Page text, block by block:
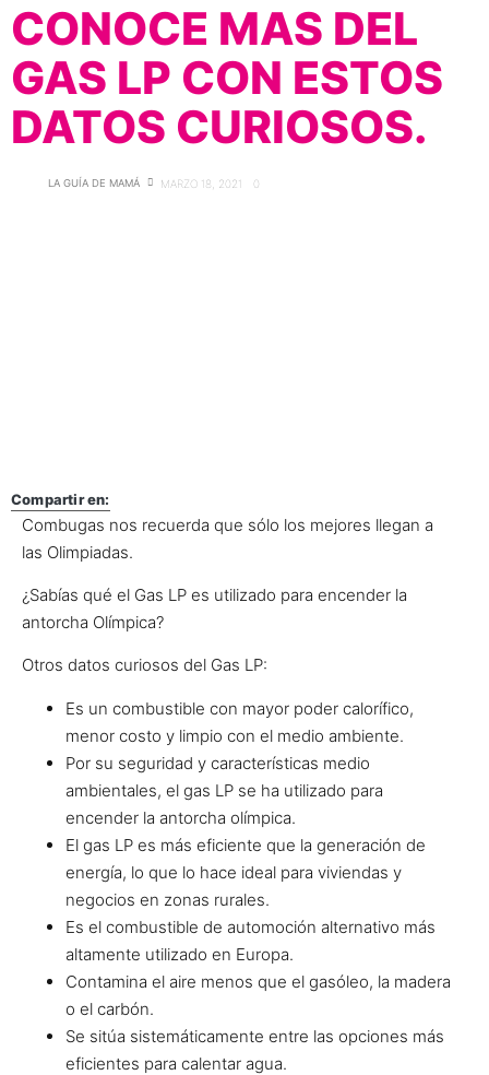
CONOCE MAS DEL
GAS LP CON ESTOS
DATOS CURIOSOS.
LA GUÍA DE MAMÁ MARZO 18, 2021 0
Compartir en:
Combugas nos recuerda que sólo los mejores llegan a
las Olimpiadas.
¿Sabías qué el Gas LP es utilizado para encender la
antorcha Olímpica?
Otros datos curiosos del Gas LP:
Es un combustible con mayor poder calorífico,
menor costo y limpio con el medio ambiente.
Por su seguridad y características medio
ambientales, el gas LP se ha utilizado para
encender la antorcha olímpica.
El gas LP es más eficiente que la generación de
energía, lo que lo hace ideal para viviendas y
negocios en zonas rurales.
Es el combustible de automoción alternativo más
altamente utilizado en Europa.
Contamina el aire menos que el gasóleo, la madera
o el carbón.
Se sitúa sistemáticamente entre las opciones más
eficientes para calentar agua.